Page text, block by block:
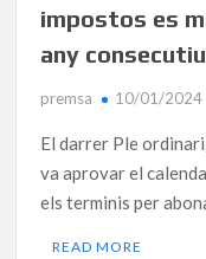
impostos es
any consecutiu
premsa 10/01/2024
El darrer Ple
va aprovar el
els terminis per
READ MORE